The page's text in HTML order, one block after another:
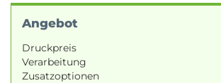
Angebot
Druckpreis
Verarbeitung
Zusatzoptionen